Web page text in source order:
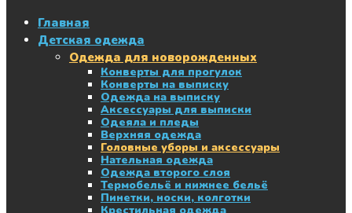
Главная
Детская одежда
Одежда для новорожденных
Конверты для прогулок
Конверты на выписку
Одежда на выписку
Аксессуары для выписки
Одеяла и пледы
Верхняя одежда
Головные уборы и аксессуары
Нательная одежда
Одежда второго слоя
Термобельё и нижнее бельё
Пинетки, носки, колготки